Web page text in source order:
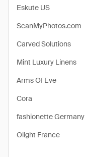
Eskute US
ScanMyPhotos.com
Carved Solutions
Mint Luxury Linens
Arms Of Eve
Cora
fashionette Germany
Olight France